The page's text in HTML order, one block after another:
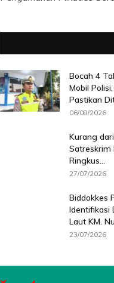
Bocah 4
Mobil
Pastikan
06/08/2026
Kurang
Satreskrim
Ringkus...
27/07/2026
Biddokkes
Identifikasi
Laut KM.
23/07/2026